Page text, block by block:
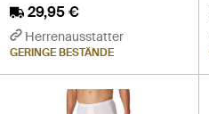
29,95 €
Herrenausstatter
GERINGE BESTÄNDE